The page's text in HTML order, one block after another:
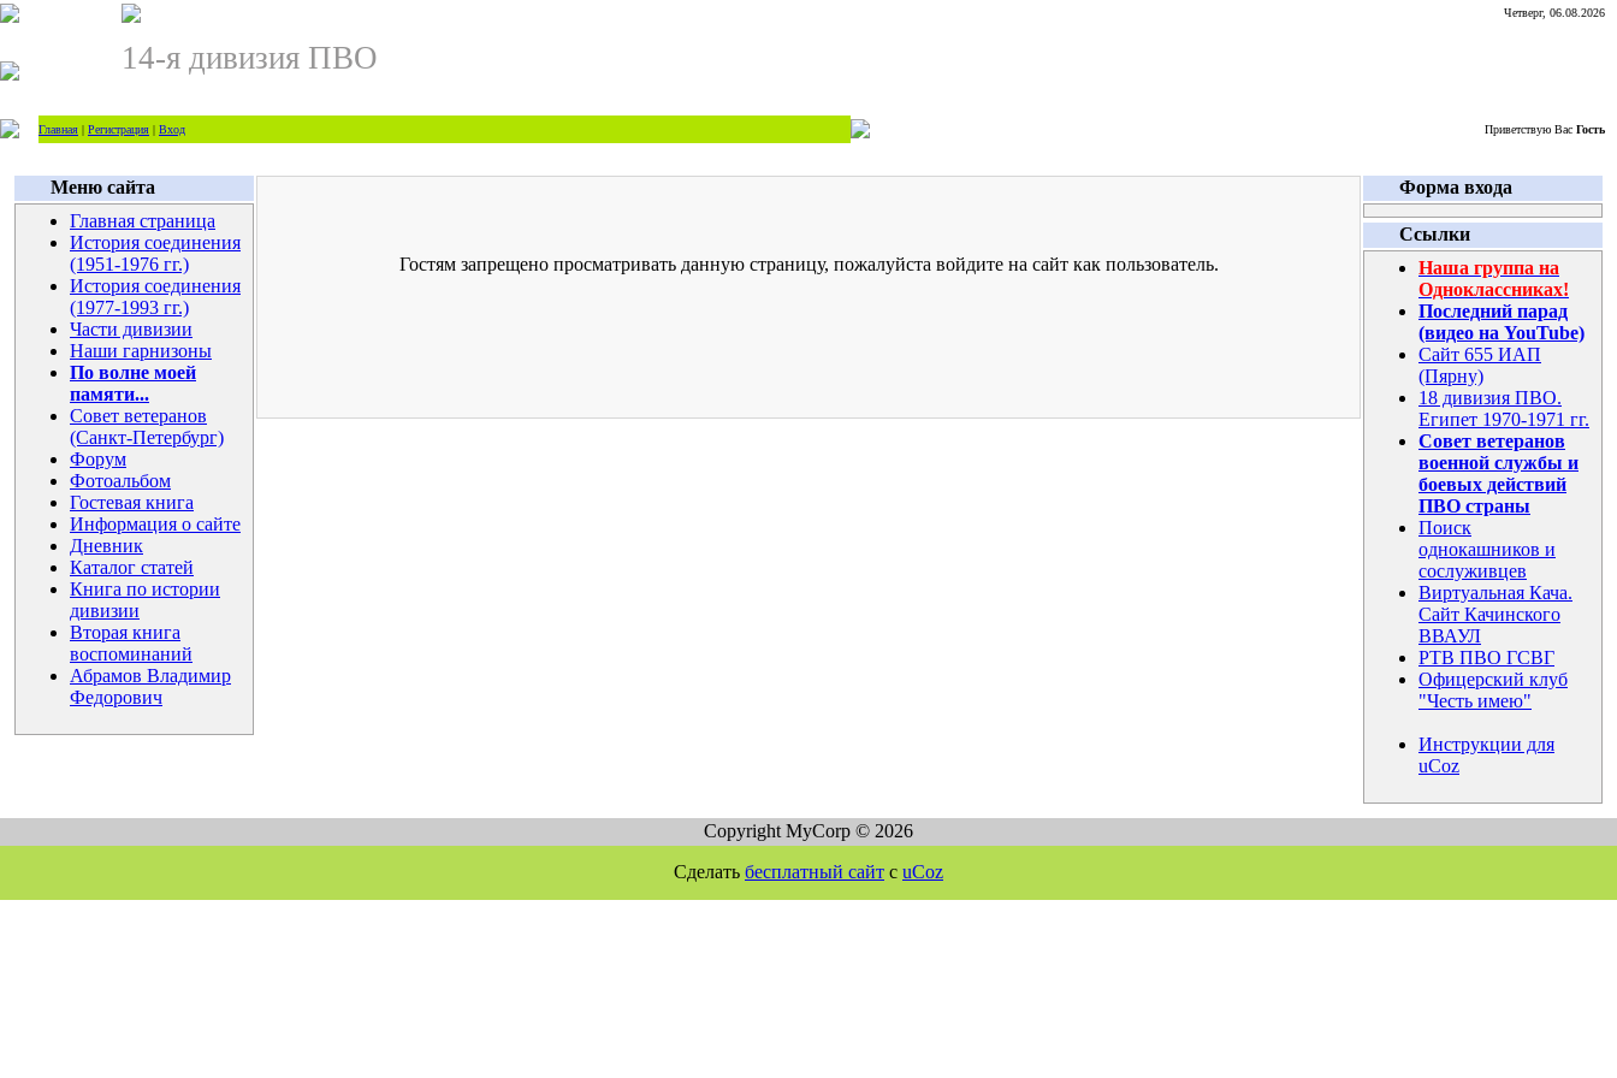
Четверг, 06.08.2026
14-я дивизия ПВО
Главная | Регистрация | Вход Приветствую Вас Гость
Меню сайта
Главная страница
История соединения
(1951-1976 гг.)
История соединения
(1977-1993 гг.)
Части дивизии
Наши гарнизоны
По волне моей
памяти...
Совет ветеранов
(Санкт-Петербург)
Форум
Фотоальбом
Гостевая книга
Информация о сайте
Дневник
Каталог статей
Книга по истории
дивизии
Вторая книга
воспоминаний
Абрамов Владимир
Федорович
Гостям запрещено просматривать данную страницу, пожалуйста войдите на сайт как пользователь.
Форма входа
Ссылки
Наша группа на
Одноклассниках!
Последний парад
(видео на YouTube)
Сайт 655 ИАП
(Пярну)
18 дивизия ПВО.
Египет 1970-1971 гг.
Совет ветеранов
военной службы и
боевых действий
ПВО страны
Поиск
однокашников и
сослуживцев
Виртуальная Кача.
Сайт Качинского
ВВАУЛ
РТВ ПВО ГСВГ
Офицерский клуб
"Честь имею"
Инструкции для
uCoz
Copyright MyCorp © 2026
Сделать бесплатный сайт с uCoz